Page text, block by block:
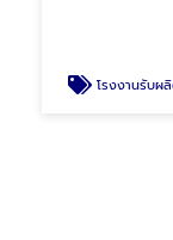
โรงงานรับผลิต